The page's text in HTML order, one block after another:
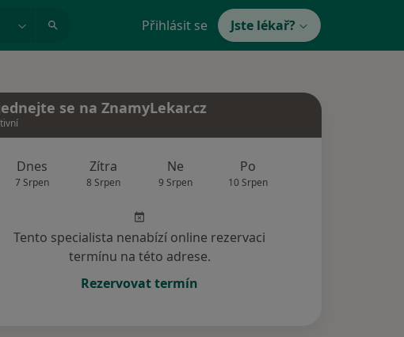
Přihlásit se Jste lékař?
se na ZnamyLekar.cz
Dnes
7 Srpen
Zítra
8 Srpen
Ne
9 Srpen
Po
10 Srpen
Tento specialista nenabízí online rezervaci
termínu na této adrese.
Rezervovat termín